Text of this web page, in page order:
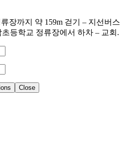
장까지 약 159m 걷기 – 지선버스
등학교 정류장에서 하차 – 교회.